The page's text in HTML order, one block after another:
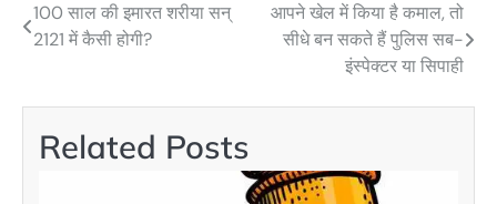
Post
100 साल की इमारत शरीया सन्
2121 में कैसी होगी?
आपने खेल में किया है कमाल, तो
सीधे बन सकते हैं पुलिस सब-
इंस्पेक्टर या सिपाही
Related Posts